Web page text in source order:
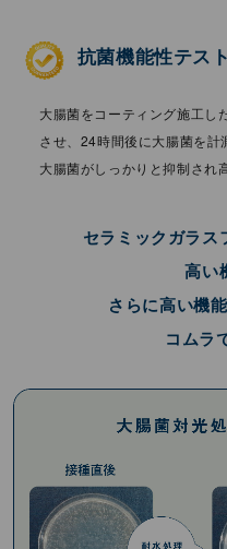
抗菌機能性テスト
⼤腸菌をコーティング施⼯し
させ、24時間後に⼤腸菌を計
⼤腸菌がしっかりと抑制され
セラミックガラス
高い
さらに高い機
コムラ